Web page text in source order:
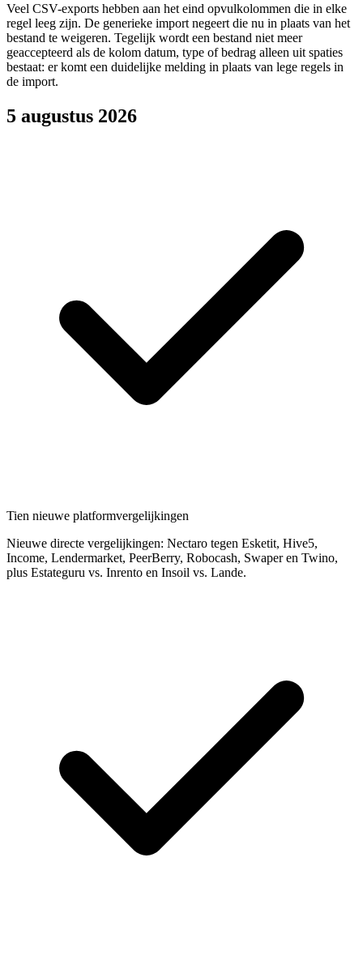
Veel CSV-exports hebben aan het eind opvulkolommen die in elke
regel leeg zijn. De generieke import negeert die nu in plaats van het
bestand te weigeren. Tegelijk wordt een bestand niet meer
geaccepteerd als de kolom datum, type of bedrag alleen uit spaties
bestaat: er komt een duidelijke melding in plaats van lege regels in
de import.
5 augustus 2026
Tien nieuwe platformvergelijkingen
Nieuwe directe vergelijkingen: Nectaro tegen Esketit, Hive5,
Income, Lendermarket, PeerBerry, Robocash, Swaper en Twino,
plus Estateguru vs. Inrento en Insoil vs. Lande.